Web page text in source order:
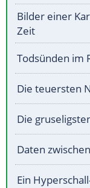
Bilder einer
Zeit
Todsünden im
Die teuersten
Die
Daten
Ein